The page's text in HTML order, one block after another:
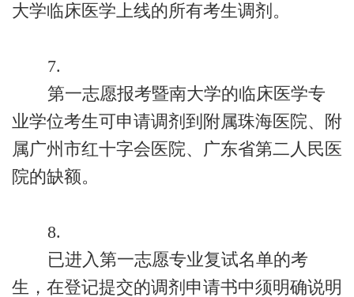
大学临床医学上线的所有考生调剂。
7.
第一志愿报考暨南大学的临床医学专
业学位考生可申请调剂到附属珠海医院、附
属广州市红十字会医院、广东省第二人民医
院的缺额。
8.
已进入第一志愿专业复试名单的考
生，在登记提交的调剂申请书中须明确说明